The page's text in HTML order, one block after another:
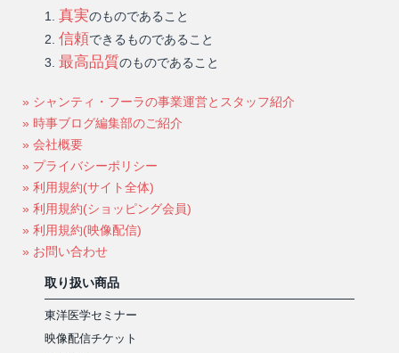
真実のものであること
信頼できるものであること
最高品質のものであること
» シャンティ・フーラの事業運営とスタッフ紹介
» 時事ブログ編集部のご紹介
» 会社概要
» プライバシーポリシー
» 利用規約(サイト全体)
» 利用規約(ショッピング会員)
» 利用規約(映像配信)
» お問い合わせ
取り扱い商品
東洋医学セミナー
映像配信チケット